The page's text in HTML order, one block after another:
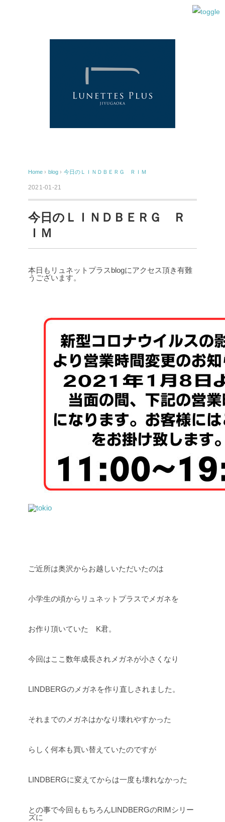
Home › blog › 今日のＬＩＮＤＢＥＲＧ ＲＩＭ
2021-01-21
今日のＬＩＮＤＢＥＲＧ Ｒ
ＩＭ
本日もリュネットプラスblogにアクセス頂き有難
うございます。
ご近所は奥沢からお越しいただいたのは
小学生の頃からリュネットプラスでメガネを
お作り頂いていた K君。
今回はここ数年成長されメガネが小さくなり
LINDBERGのメガネを作り直しされました。
それまでのメガネはかなり壊れやすかった
らしく何本も買い替えていたのですが
LINDBERGに変えてからは一度も壊れなかった
との事で今回ももちろんLINDBERGのRIMシリー
ズに